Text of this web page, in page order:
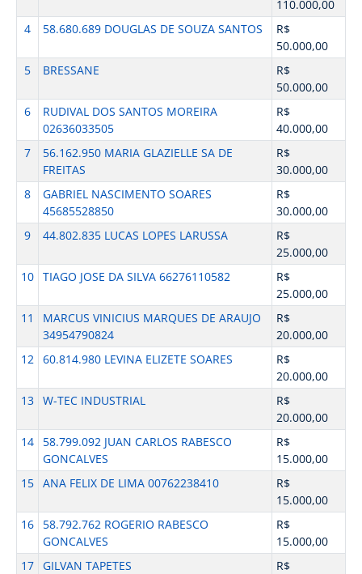
110.000,00
4
58.680.689 DOUGLAS DE SOUZA SANTOS
R$
50.000,00
5
BRESSANE
R$
50.000,00
6
RUDIVAL DOS SANTOS MOREIRA
02636033505
R$
40.000,00
7
56.162.950 MARIA GLAZIELLE SA DE
FREITAS
R$
30.000,00
8
GABRIEL NASCIMENTO SOARES
45685528850
R$
30.000,00
9
44.802.835 LUCAS LOPES LARUSSA
R$
25.000,00
10 TIAGO JOSE DA SILVA 66276110582
R$
25.000,00
11
MARCUS VINICIUS MARQUES DE ARAUJO
34954790824
R$
20.000,00
12 60.814.980 LEVINA ELIZETE SOARES
R$
20.000,00
13 W-TEC INDUSTRIAL
R$
20.000,00
14
58.799.092 JUAN CARLOS RABESCO
GONCALVES
R$
15.000,00
15 ANA FELIX DE LIMA 00762238410
R$
15.000,00
16
58.792.762 ROGERIO RABESCO
GONCALVES
R$
15.000,00
17
GILVAN TAPETES
R$